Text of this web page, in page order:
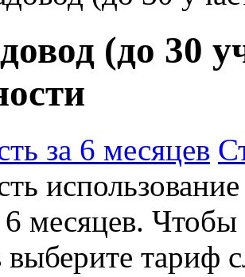
(до 30
за 6 месяцев
6 месяцев.
выберите тариф